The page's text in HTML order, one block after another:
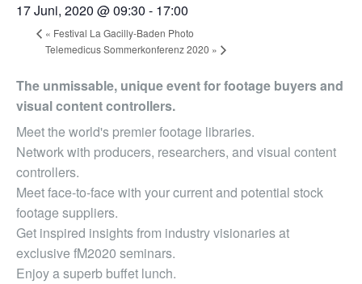
17 Juni, 2020 @ 09:30 - 17:00
« Festival La Gacilly-Baden Photo
Telemedicus Sommerkonferenz 2020 »
The unmissable, unique event for footage buyers and
visual content controllers.
Meet the world's premier footage libraries.
Network with producers, researchers, and visual content
controllers.
Meet face-to-face with your current and potential stock
footage suppliers.
Get inspired insights from industry visionaries at
exclusive fM2020 seminars.
Enjoy a superb buffet lunch.